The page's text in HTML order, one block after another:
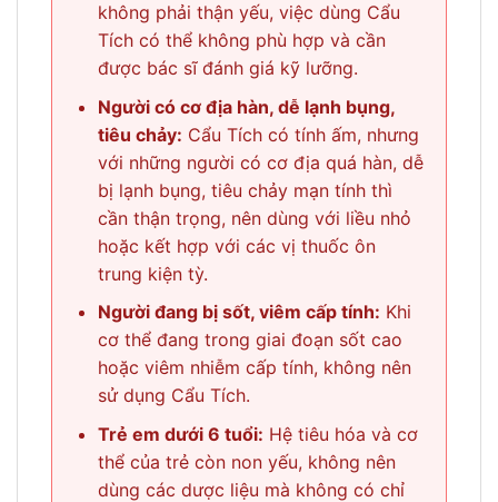
không phải thận yếu, việc dùng Cẩu
Tích có thể không phù hợp và cần
được bác sĩ đánh giá kỹ lưỡng.
Người có cơ địa hàn, dễ lạnh bụng,
tiêu chảy: Cẩu Tích có tính ấm, nhưng
với những người có cơ địa quá hàn, dễ
bị lạnh bụng, tiêu chảy mạn tính thì
cần thận trọng, nên dùng với liều nhỏ
hoặc kết hợp với các vị thuốc ôn
trung kiện tỳ.
Người đang bị sốt, viêm cấp tính: Khi
cơ thể đang trong giai đoạn sốt cao
hoặc viêm nhiễm cấp tính, không nên
sử dụng Cẩu Tích.
Trẻ em dưới 6 tuổi: Hệ tiêu hóa và cơ
thể của trẻ còn non yếu, không nên
dùng các dược liệu mà không có chỉ